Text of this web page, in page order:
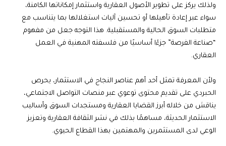
ولذلك يركز على تطوير الأصول العقارية واستثمار إمكاناتها الكامنة،
سواء عبر إعادة تأهيلها أو تحسين آليات استغلالها بما يتناسب مع
متطلبات السوق الحالية والمستقبلية. هذا التوجه جعل من مفهوم
“صناعة الفرصة” جزءًا أساسيًا من فلسفته المهنية في العمل
العقاري.
ولأن المعرفة تمثل أحد أهم عناصر النجاح في الاستثمار، يحرص
الحبردي على تقديم محتوى توعوي عبر منصات التواصل الاجتماعي،
يناقش من خلاله أبرز القضايا العقارية ومستجدات السوق وأساليب
الاستثمار الحديثة، مساهمًا بذلك في نشر الثقافة العقارية وتعزيز
الوعي لدى المستثمرين والمهتمين بهذا القطاع الحيوي.